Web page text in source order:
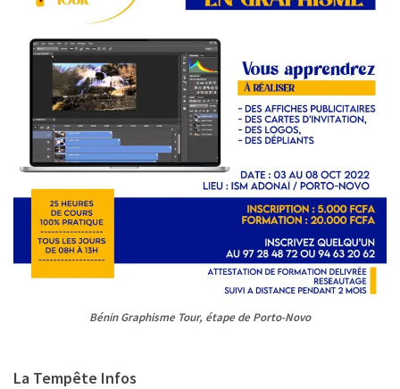
Bénin Graphisme Tour, étape de Porto-Novo
La Tempête Infos